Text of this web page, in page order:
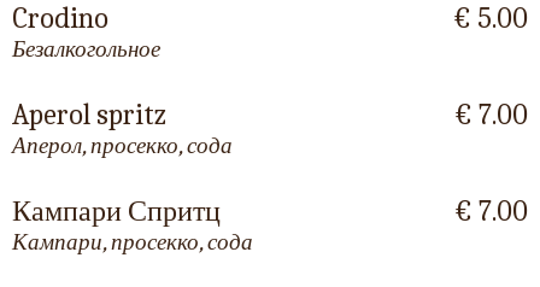
Crodino
Безалкогольное
€ 5.00
Aperol spritz
Аперол, просекко, сода
€ 7.00
Кампари Спритц
Кампари, просекко, сода
€ 7.00